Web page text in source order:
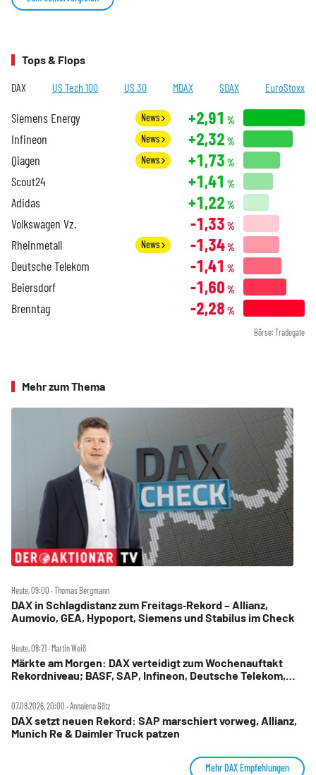
Tops & Flops
DAX US Tech 100 US 30 MDAX SDAX EuroStoxx
Siemens Energy News +2,91 %
Infineon News +2,32 %
Qiagen News +1,73 %
Scout24 +1,41 %
Adidas +1,22 %
Volkswagen Vz. -1,33 %
Rheinmetall News -1,34%
Deutsche Telekom -1,41 %
Beiersdorf -1,60 %
Brenntag -2,28 %
Börse: Tradegate
Mehr zum Thema
Heute, 09:00 ‧ Thomas Bergmann
DAX in Schlagdistanz zum Freitags‑Rekord – Allianz,
Aumovio, GEA, Hypoport, Siemens und Stabilus im Check
Heute, 08:21 ‧ Martin Weiß
Märkte am Morgen: DAX verteidigt zum Wochenauftakt
Rekordniveau; BASF, SAP, Infineon, Deutsche Telekom,
07.08.2026, 20:00 ‧ Annalena Götz
DAX setzt neuen Rekord: SAP marschiert vorweg, Allianz,
Munich Re & Daimler Truck patzen
Mehr DAX Empfehlungen